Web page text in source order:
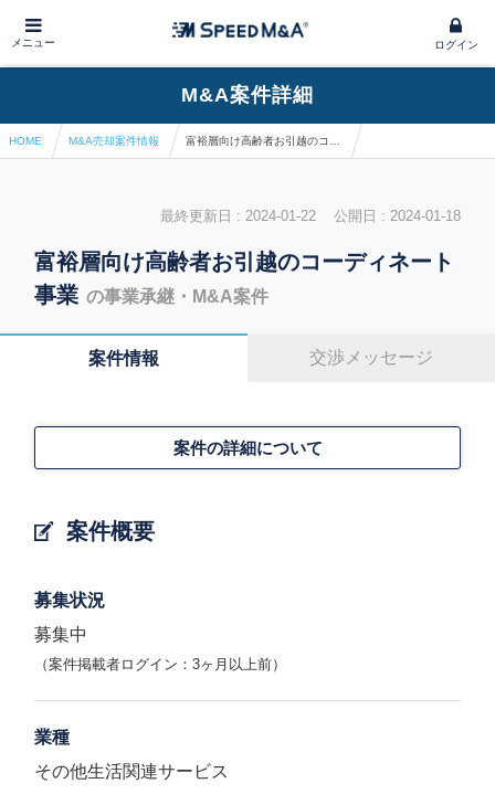
メニュー ログイン
M&A案件詳細
HOME M&A売却案件情報
最終更新日 : 2024-01-22 公開日 : 2024-01-18
富裕層向け高齢者お引越のコーディネート
事業 の事業承継・M&A案件
案件情報 交渉メッセージ
案件概要
案件の詳細について
募集状況
募集中
（案件掲載者ログイン：3ヶ月以上前）
業種
その他生活関連サービス